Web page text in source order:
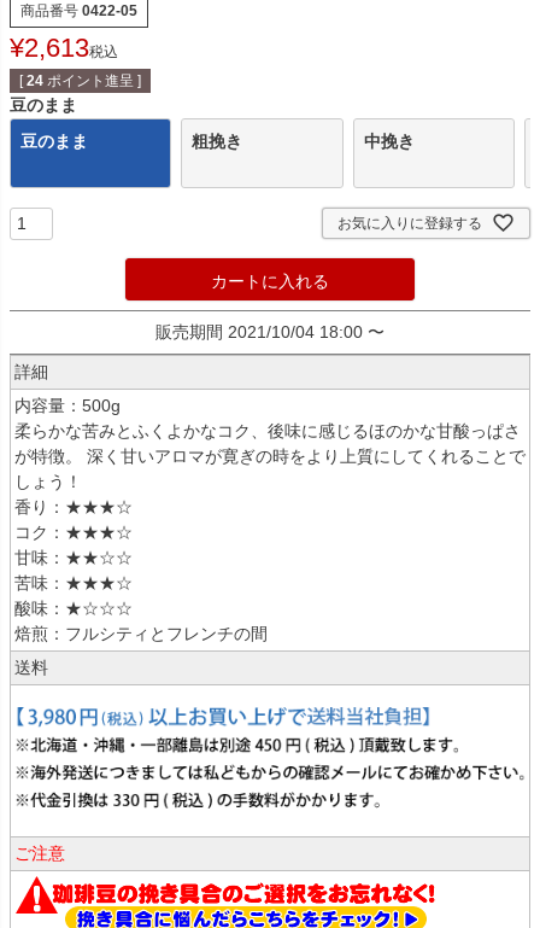
商品番号 0422-05
¥2,613税込
[ 24 ポイント進呈 ]
豆のまま
豆のまま
粗挽き 中挽き
お気に入りに登録する
カートに入れる
販売期間 2021/10/04 18:00 〜
詳細
内容量：500g
柔らかな苦みとふくよかなコク、後味に感じるほのかな甘酸っぱさ
が特徴。 深く甘いアロマが寛ぎの時をより上質にしてくれることで
しょう！
香り：★★★☆
コク：★★★☆
甘味：★★☆☆
苦味：★★★☆
酸味：★☆☆☆
焙煎：フルシティとフレンチの間
送料
ご注意